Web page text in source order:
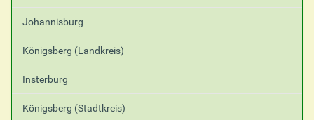
Johannisburg
Königsberg (Landkreis)
Insterburg
Königsberg (Stadtkreis)